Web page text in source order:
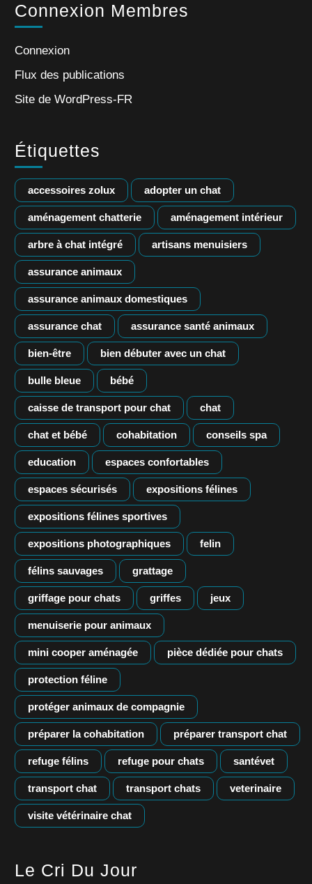
Connexion Membres
Connexion
Flux des publications
Site de WordPress-FR
Étiquettes
accessoires zolux adopter un chat
aménagement chatterie aménagement intérieur
arbre à chat intégré artisans menuisiers
assurance animaux
assurance animaux domestiques
assurance chat assurance santé animaux
bien-être bien débuter avec un chat
bulle bleue bébé
caisse de transport pour chat chat
chat et bébé cohabitation conseils spa
education espaces confortables
espaces sécurisés expositions félines
expositions félines sportives
expositions photographiques felin
félins sauvages grattage
griffage pour chats griffes jeux
menuiserie pour animaux
mini cooper aménagée pièce dédiée pour chats
protection féline
protéger animaux de compagnie
préparer la cohabitation préparer transport chat
refuge félins refuge pour chats santévet
transport chat transport chats veterinaire
visite vétérinaire chat
Le Cri Du Jour